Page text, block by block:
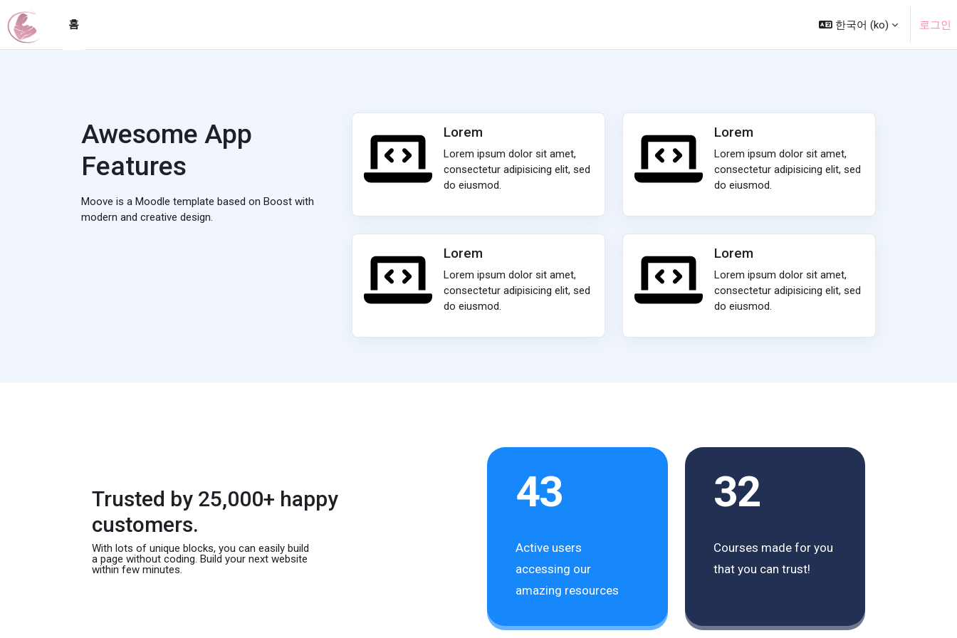
홈
한국어 ‎(ko)‎ 로그인
Awesome App
Features
Moove is a Moodle template based on Boost with
modern and creative design.
Lorem
Lorem ipsum dolor sit amet,
consectetur adipisicing elit, sed
do eiusmod.
Lorem
Lorem ipsum dolor sit amet,
consectetur adipisicing elit, sed
do eiusmod.
Lorem
Lorem ipsum dolor sit amet,
consectetur adipisicing elit, sed
do eiusmod.
Lorem
Lorem ipsum dolor sit amet,
consectetur adipisicing elit, sed
do eiusmod.
Trusted by 25,000+ happy
customers.
With lots of unique blocks, you can easily build
a page without coding. Build your next website
within few minutes.
43
Active users
accessing our
amazing resources
32
Courses made for you
that you can trust!